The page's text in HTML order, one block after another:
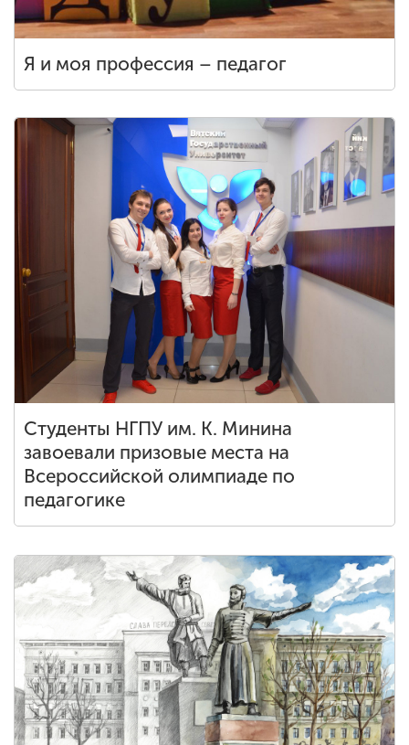
Я и моя профессия – педагог
Студенты НГПУ им. К. Минина
завоевали призовые места на
Всероссийской олимпиаде по
педагогике